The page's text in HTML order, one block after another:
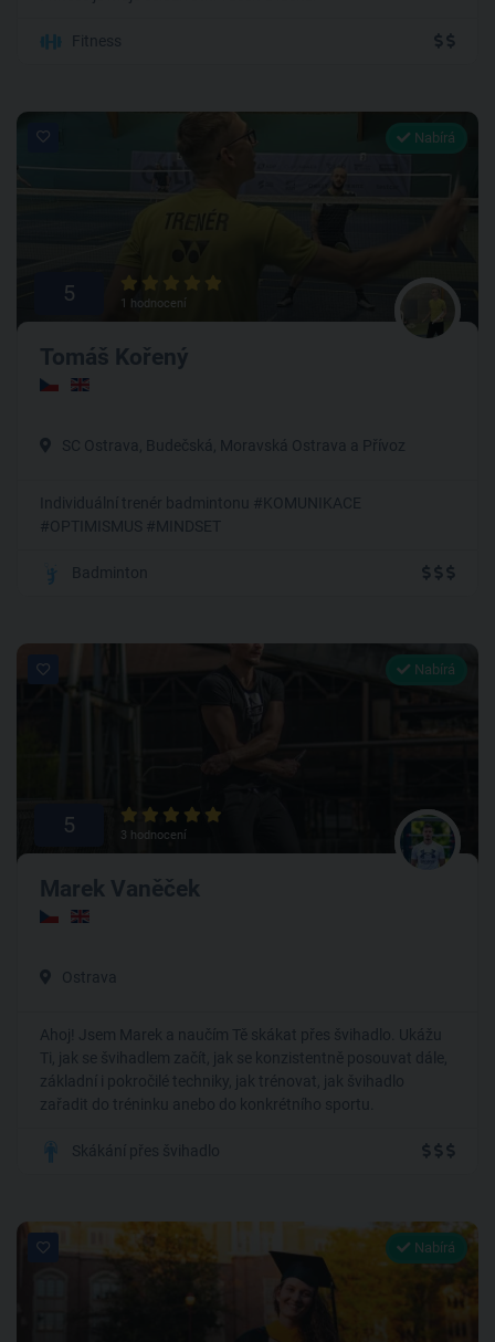
Fitness
Nabírá
5 1 hodnocení
Tomáš Kořený
SC Ostrava, Budečská, Moravská Ostrava a Přívoz
Individuální trenér badmintonu #KOMUNIKACE
#OPTIMISMUS #MINDSET
Badminton
Nabírá
5 3 hodnocení
Marek Vaněček
Ostrava
Ahoj! Jsem Marek a naučím Tě skákat přes švihadlo. Ukážu
Ti, jak se švihadlem začít, jak se konzistentně posouvat dále,
základní i pokročilé techniky, jak trénovat, jak švihadlo
zařadit do tréninku anebo do konkrétního sportu.
Skákání přes švihadlo
Nabírá